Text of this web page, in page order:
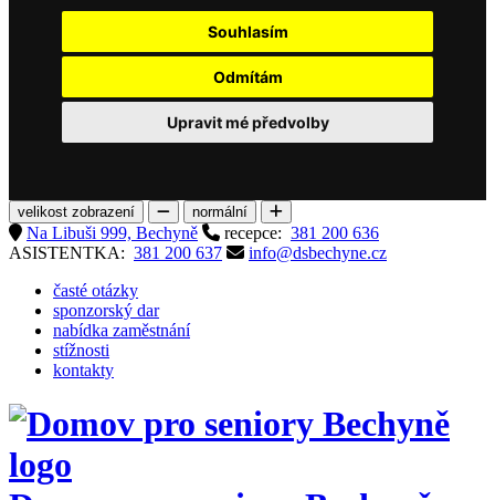
Souhlasím
Odmítám
Upravit mé předvolby
velikost zobrazení normální
Na Libuši 999, Bechyně recepce: 381 200 636
ASISTENTKA: 381 200 637
info@dsbechyne.cz
časté otázky
sponzorský dar
nabídka zaměstnání
stížnosti
kontakty